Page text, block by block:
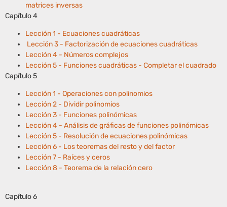
matrices inversas
Capítulo 4
Lección 1 - Ecuaciones cuadráticas
Lección 3 - Factorización de ecuaciones cuadráticas
Lección 4 - Números complejos
Lección 5 - Funciones cuadráticas - Completar el cuadrado
Capítulo 5
Lección 1 - Operaciones con polinomios
Lección 2 - Dividir polinomios
Lección 3 - Funciones polinómicas
Lección 4 - Análisis de gráficas de funciones polinómicas
Lección 5 - Resolución de ecuaciones polinómicas
Lección 6 - Los teoremas del resto y del factor
Lección 7 - Raíces y ceros
Lección 8 - Teorema de la relación cero
Capítulo 6